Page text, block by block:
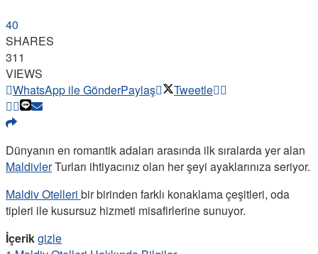
40
SHARES
311
VIEWS
WhatsApp ile GönderPaylaş Tweetle
Dünyanın en romantik adaları arasında ilk sıralarda yer alan
MaldivlerTurları ihtiyacınız olan her şeyi ayaklarınıza seriyor.
Maldiv Otelleri bir birinden farklı konaklama çeşitleri, oda
tipleri ile kusursuz hizmeti misafirlerine sunuyor.
İçerikgizle